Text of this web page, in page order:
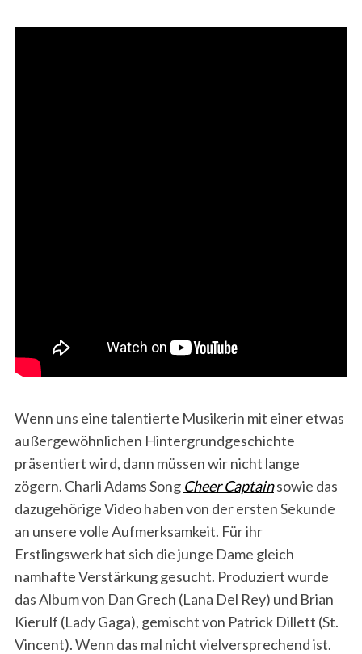
Wenn uns eine talentierte Musikerin mit einer etwas
außergewöhnlichen Hintergrundgeschichte
präsentiert wird, dann müssen wir nicht lange
zögern. Charli Adams Song Cheer Captainsowie das
dazugehörige Video haben von der ersten Sekunde
an unsere volle Aufmerksamkeit. Für ihr
Erstlingswerk hat sich die junge Dame gleich
namhafte Verstärkung gesucht. Produziert wurde
das Album von Dan Grech (Lana Del Rey) und Brian
Kierulf (Lady Gaga), gemischt von Patrick Dillett (St.
Vincent). Wenn das mal nicht vielversprechend ist.